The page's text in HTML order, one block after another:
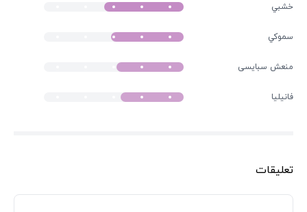
خشبي
سموكي
منعش سبایسی
فانيليا
تعليقات